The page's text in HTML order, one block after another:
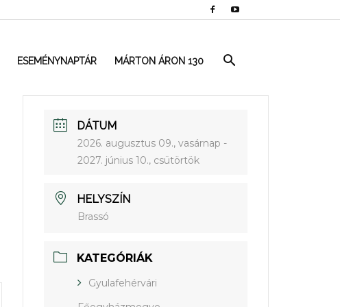
ESEMÉNYNAPTÁR MÁRTON ÁRON 130
DÁTUM
2026. augusztus 09., vasárnap -
2027. június 10., csütörtök
HELYSZÍN
Brassó
KATEGÓRIÁK
Gyulafehérvári